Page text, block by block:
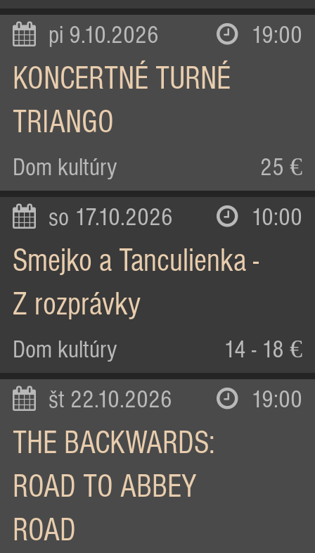
pi 9.10.2026 19:00
KONCERTNÉ TURNÉ
TRIANGO
Dom kultúry 25 €
so 17.10.2026 10:00
Smejko a Tanculienka -
Z rozprávky
Dom kultúry 14 - 18 €
št 22.10.2026 19:00
THE BACKWARDS:
ROAD TO ABBEY
ROAD